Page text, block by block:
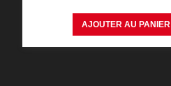
AJOUTER AU PANIER